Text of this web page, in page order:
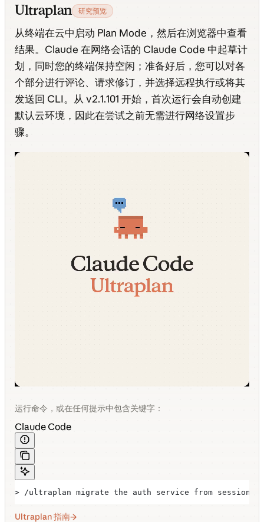
Ultraplan 研究预览
从终端在云中启动 Plan Mode，然后在浏览器中查看
结果。Claude 在网络会话的 Claude Code 中起草计
划，同时您的终端保持空闲；准备好后，您可以对各
个部分进行评论、请求修订，并选择远程执行或将其
发送回 CLI。从 v2.1.101 开始，首次运行会自动创建
默认云环境，因此在尝试之前无需进行网络设置步
骤。
运行命令，或在任何提示中包含关键字：
Claude Code
> /ultraplan migrate the auth service from sessions
Ultraplan 指南